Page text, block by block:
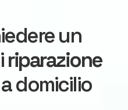
un
riparazione
domicilio